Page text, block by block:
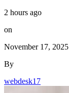
2 hours ago
on
November 17, 2025
By
webdesk17